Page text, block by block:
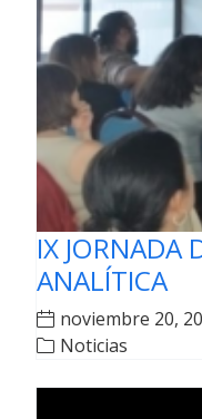
IX JORNADA
ANALÍTICA
noviembre 20,
Noticias